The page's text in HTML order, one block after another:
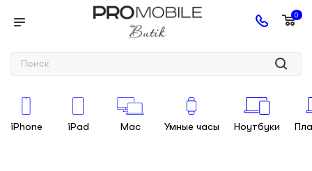
0
iPhone iPad Mac Умные часы Ноутбуки